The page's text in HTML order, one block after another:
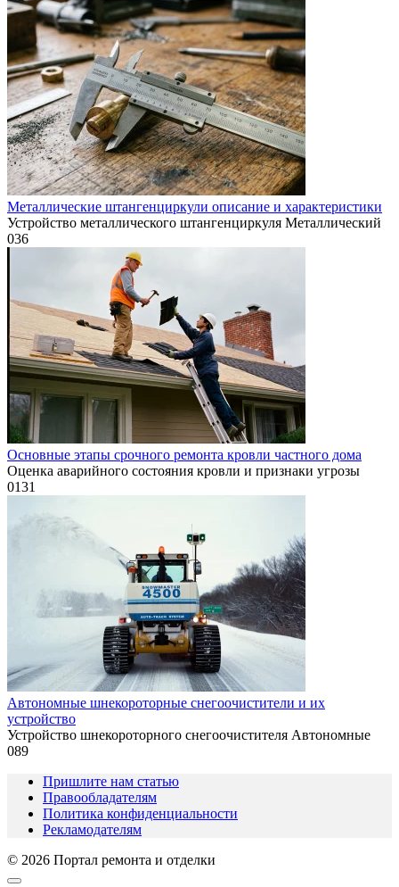
Металлические штангенциркули описание и характеристики
Устройство металлического штангенциркуля Металлический
036
Основные этапы срочного ремонта кровли частного дома
Оценка аварийного состояния кровли и признаки угрозы
0131
Автономные шнекороторные снегоочистители и их
устройство
Устройство шнекороторного снегоочистителя Автономные
089
Пришлите нам статью
Правообладателям
Политика конфиденциальности
Рекламодателям
© 2026 Портал ремонта и отделки